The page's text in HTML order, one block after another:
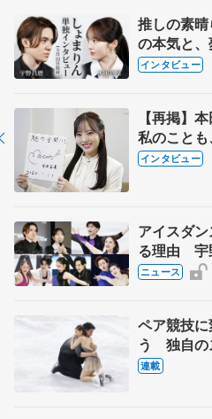
推しの素
の本気と
田真凜の覚悟
インタビュー
【再掲】
私のこと
退時の単
インタビュー
アイスダ
る理由 宇
実力者が
ニュース
ペア競技
う 独自の
【引退発表
連載